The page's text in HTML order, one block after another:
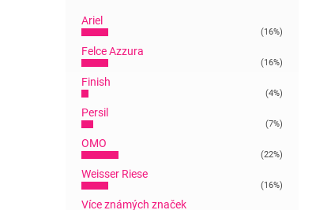
Ariel
(16%)
Felce Azzura
(16%)
Finish
(4%)
Persil
(7%)
OMO
(22%)
Weisser Riese
(16%)
Více známých značek